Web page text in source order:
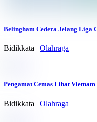
Belingham Cedera Jelang Liga
Bidikkata | Olahraga
Pengamat Cemas Lihat
Bidikkata | Olahraga